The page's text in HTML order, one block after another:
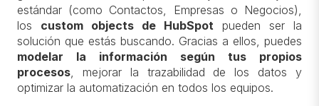
estándar (como Contactos, Empresas o Negocios),
los custom objects de HubSpot pueden ser la
solución que estás buscando. Gracias a ellos, puedes
modelar la información según tus propios
procesos, mejorar la trazabilidad de los datos y
optimizar la automatización en todos los equipos.